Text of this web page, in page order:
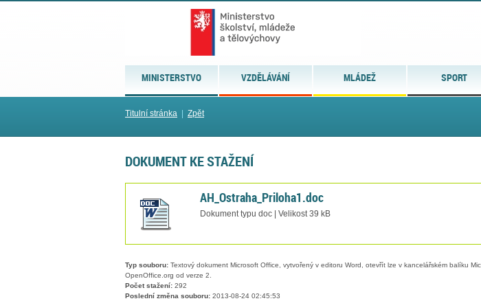
MINISTERSTVO VZDĚLÁVÁNÍ MLÁDEŽ SPORT
Titulní stránka Zpět
DOKUMENT KE STAŽENÍ
AH_Ostraha_Priloha1.doc
Dokument typu doc | Velikost 39 kB
Typ souboru: Textový dokument Microsoft Office, vytvořený v editoru Word, otevřít lze v kancelářském balíku
OpenOffice.org od verze 2.
Počet stažení: 292
Poslední změna souboru: 2013-08-24 02:45:53